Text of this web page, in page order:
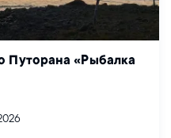
Путорана «Рыбалка